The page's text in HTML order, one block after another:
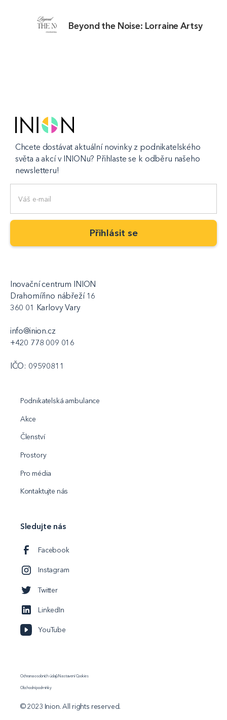
Beyond the Noise: Lorraine Artsy
Chcete dostávat aktuální novinky z podnikatelského
světa a akcí v INIONu? Přihlaste se k odběru našeho
newsletteru!
Inovační centrum INION
Drahomířino nábřeží 16
360 01 Karlovy Vary
info@inion.cz
+420 778 009 016
IČO: 09590811
Podnikatelská ambulance
Akce
Členství
Prostory
Pro média
Kontaktujte nás
Sledujte nás
Facebook
Instagram
Twitter
LinkedIn
YouTube
© 2023 Inion. All rights reserved.
Ochrana osobních údajů
Obchodní podmínky
Nastavení Cookies